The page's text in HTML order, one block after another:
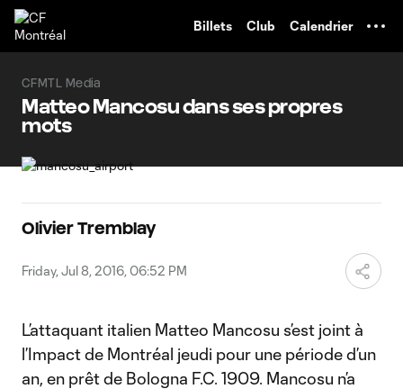
Billets Club Calendrier
CFMTL Media
Matteo Mancosu dans ses propres
mots
Olivier Tremblay
Friday, Jul 8, 2016, 06:52 PM
L’attaquant italien Matteo Mancosu s’est joint à
l’Impact de Montréal jeudi pour une période d’un
an, en prêt de Bologna F.C. 1909. Mancosu n’a